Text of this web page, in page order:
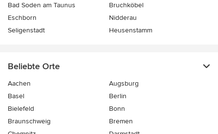
Bad Soden am Taunus
Bruchköbel
Eschborn
Nidderau
Seligenstadt
Heusenstamm
Beliebte Orte
Aachen
Augsburg
Basel
Berlin
Bielefeld
Bonn
Braunschweig
Bremen